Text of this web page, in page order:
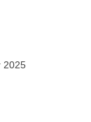
2025